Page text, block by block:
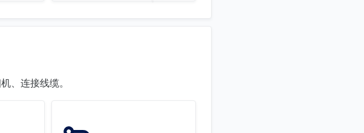
、连接线缆。